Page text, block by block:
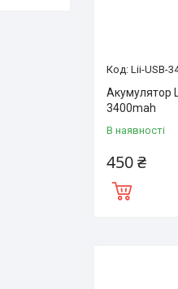
Lii-USB-
Акумулятор
3400mah
В наявності
450 ₴